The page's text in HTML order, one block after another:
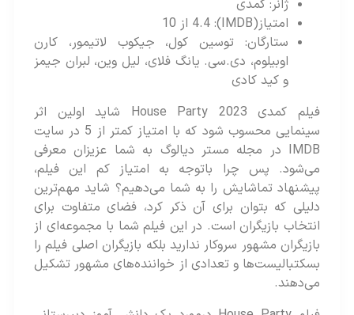
ژانر: کمدی
امتیاز(IMDB): 4.4 از 10
ستارگان: توسین کول، جیکوب لاتیمور، کارن
اوبیلوم، دی.سی. یانگ فلای، لیل وین، لبران جیمز
و کید کادی
فیلم کمدی 2023 House Party شاید اولین اثر
سینمایی محسوب شود که با امتیاز کمتر از 5 در سایت
IMDB در مجله مستر دیالوگ به شما عزیزان معرفی
می‌شود. پس چرا باتوجه به امتیاز کم این فیلم،
پیشنهاد تماشایش را به شما می‌دهیم؟ شاید مهم‌ترین
دلیلی که بتوان برای آن ذکر کرد، فضای متفاوت برای
انتخاب بازیگران است. در این فیلم شما با مجموعه‌ای از
بازیگران مشهور سروکار ندارید بلکه بازیگران اصلی فیلم را
بسکتبالیست‌ها و تعدادی از خوانند‌ه‌های مشهور تشکیل
می‌دهند.